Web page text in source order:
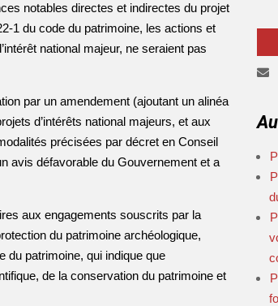
notables directes et indirectes du projet
du code du patrimoine, les actions et
national majeur, ne seraient pas
par un amendement (ajoutant un alinéa
d’intérêts national majeurs, et aux
précisées par décret en Conseil
avis défavorable du Gouvernement et a
aux engagements souscrits par la
du patrimoine archéologique,
du patrimoine, qui indique que
de la conservation du patrimoine et